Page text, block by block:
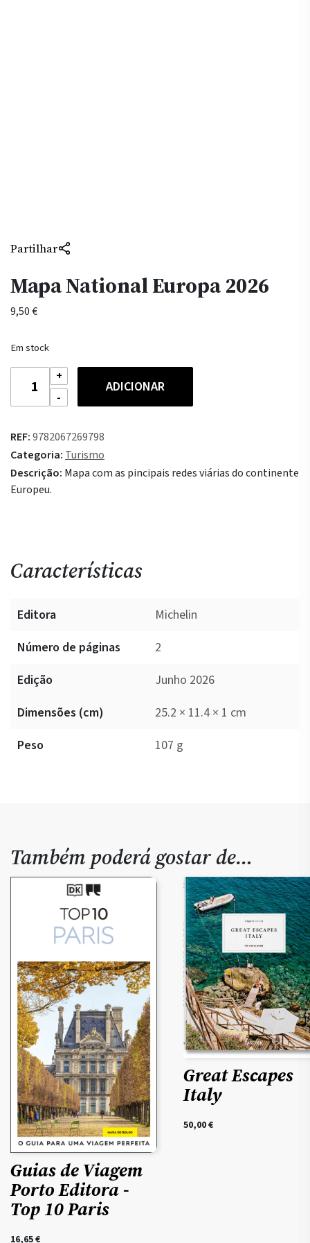
Partilhar
Mapa National Europa 2026
9,50€
Em stock
Quantidade
Mapa
Europa
2026
ADICIONAR
REF:9782067269798
Categoria: Turismo
Descrição: Mapa com as pincipais redes viárias do continente
Europeu.
Características
Editora
Michelin
Número de páginas
2
Edição
Junho 2026
Dimensões (cm)
25.2 × 11.4 × 1 cm
Peso
107 g
Também poderá gostar de…
Guias de Viagem
Porto Editora -
Top 10 Paris
16,65€
Great Escapes
Italy
50,00€